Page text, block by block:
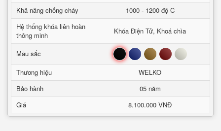
Khả năng chống cháy
1000 - 1200 độ C
Hệ thống khóa liên hoàn
thông minh
Khóa Điện Tử, Khoá chìa
Mầu sắc Đen Xanh Nâu Đỏ Trắng
Thương hiệu
WELKO
Bảo hành
05 năm
Giá
8.100.000 VNĐ